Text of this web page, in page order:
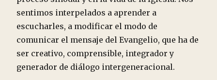
sentimos interpelados a aprender a
escucharles, a modificar el modo de
comunicar el mensaje del Evangelio, que ha de
ser creativo, comprensible, integrador y
generador de diálogo intergeneracional.